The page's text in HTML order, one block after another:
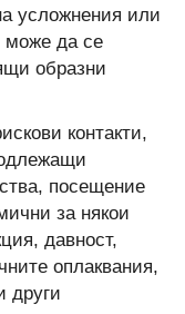
усложнения или
може да се
образни
контакти,
посещение
за някои
давност,
оплаквания,
други